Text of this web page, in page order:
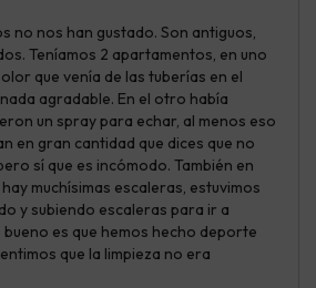
no nos han gustado. Son antiguos,
Teníamos 2 apartamentos, en uno
que venía de las tuberías en el
agradable. En el otro había
un spray para echar, al menos eso
en gran cantidad que dices que no
sí que es incómodo. También en
muchísimas escaleras, estuvimos
y subiendo escaleras para ir a
es que hemos hecho deporte
que la limpieza no era